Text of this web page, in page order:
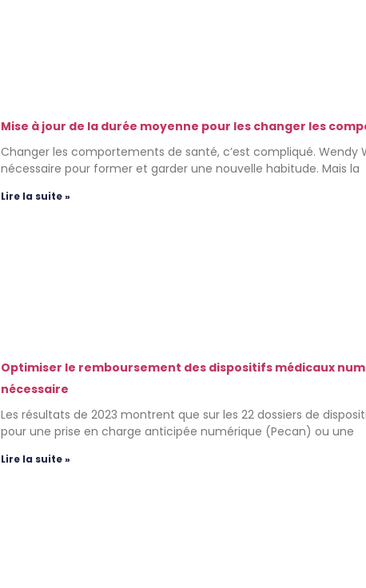
Mise à jour de la durée moyenne pour les changer les
Changer les comportements de santé, c’est compliqué. Wendy
nécessaire pour former et garder une nouvelle habitude. Mais la
Lire la suite »
Optimiser le remboursement des dispositifs médicaux
nécessaire
Les résultats de 2023 montrent que sur les 22 dossiers de
pour une prise en charge anticipée numérique (Pecan) ou une
Lire la suite »